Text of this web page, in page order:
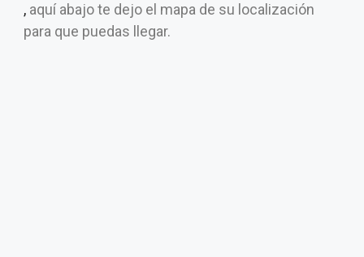
, aquí abajo te dejo el mapa de su localización
para que puedas llegar.